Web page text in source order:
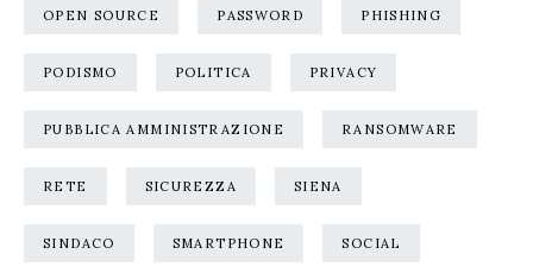
OPEN SOURCE PASSWORD PHISHING
PODISMO POLITICA PRIVACY
PUBBLICA AMMINISTRAZIONE RANSOMWARE
RETE SICUREZZA SIENA
SINDACO SMARTPHONE SOCIAL